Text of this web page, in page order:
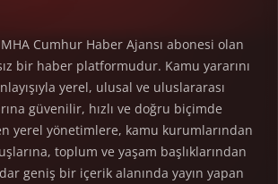
Cumhur Haber Ajansı abonesi olan
bir haber platformudur. Kamu yararını
yerel, ulusal ve uluslararası
güvenilir, hızlı ve doğru biçimde
yerel yönetimlere, kamu kurumlarından
toplum ve yaşam başlıklarından
geniş bir içerik alanında yayın yapan